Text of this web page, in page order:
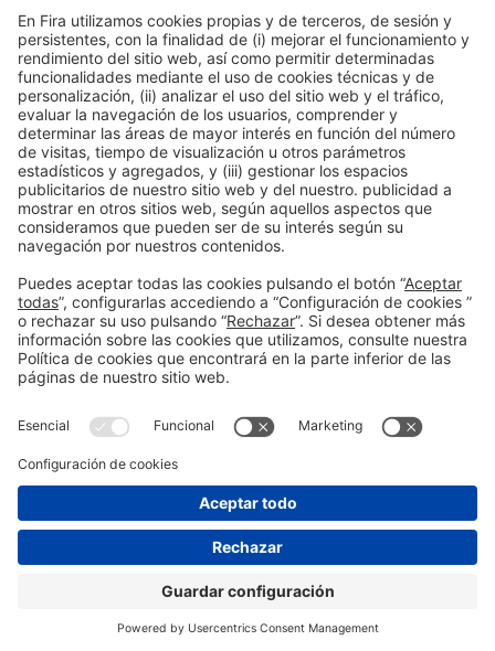
#internacional
Mar 20 10:10h - 10:30h
Construmat Experience
Abierto
Leer más
Política de privacidad
Política de cookies
#construmat
© 2026 Fira de Barcelona